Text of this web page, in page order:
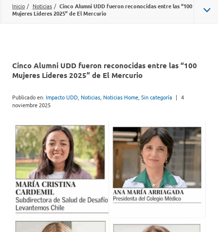
Inicio / Noticias / Cinco Alumni UDD fueron reconocidas entre las “100
Mujeres Líderes 2025” de El Mercurio
Cinco Alumni UDD fueron reconocidas entre las “100
Mujeres Líderes 2025” de El Mercurio
Publicado en: Impacto UDD Noticias Noticias Home Sin categoría | 4
noviembre 2025